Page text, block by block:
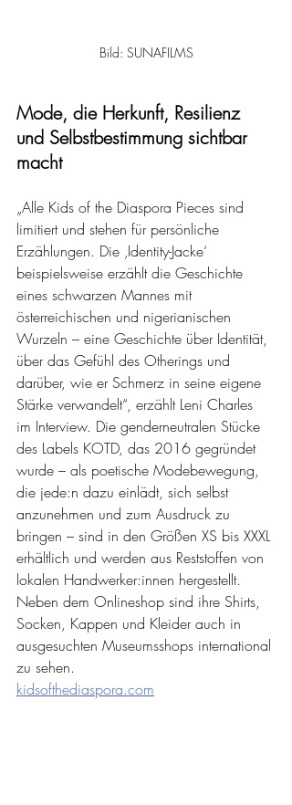
Bild: SUNAFILMS
Mode, die Herkunft, Resilienz
und Selbstbestimmung sichtbar
macht
„Alle Kids of the Diaspora Pieces sind
limitiert und stehen für persönliche
Erzählungen. Die ‚Identity-Jacke‘
beispielsweise erzählt die Geschichte
eines schwarzen Mannes mit
österreichischen und nigerianischen
Wurzeln – eine Geschichte über Identität,
über das Gefühl des Otherings und
darüber, wie er Schmerz in seine eigene
Stärke verwandelt“, erzählt Leni Charles
im Interview. Die genderneutralen Stücke
des Labels KOTD, das 2016 gegründet
wurde – als poetische Modebewegung,
die jede:n dazu einlädt, sich selbst
anzunehmen und zum Ausdruck zu
bringen – sind in den Größen XS bis XXXL
erhältlich und werden aus Reststoffen von
lokalen Handwerker:innen hergestellt.
Neben dem Onlineshop sind ihre Shirts,
Socken, Kappen und Kleider auch in
ausgesuchten Museumsshops international
zu sehen.
kidsofthediaspora.com